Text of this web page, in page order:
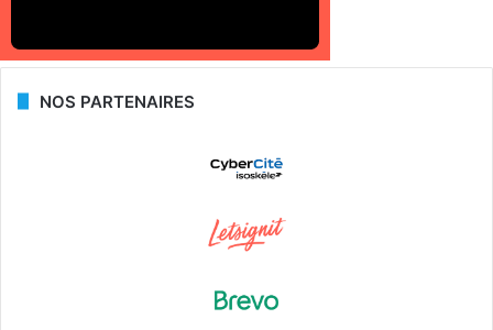
NOS PARTENAIRES